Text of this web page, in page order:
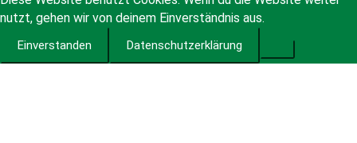
nutzt, gehen wir von deinem Einverständnis aus.
Einverstanden Datenschutzerklärung